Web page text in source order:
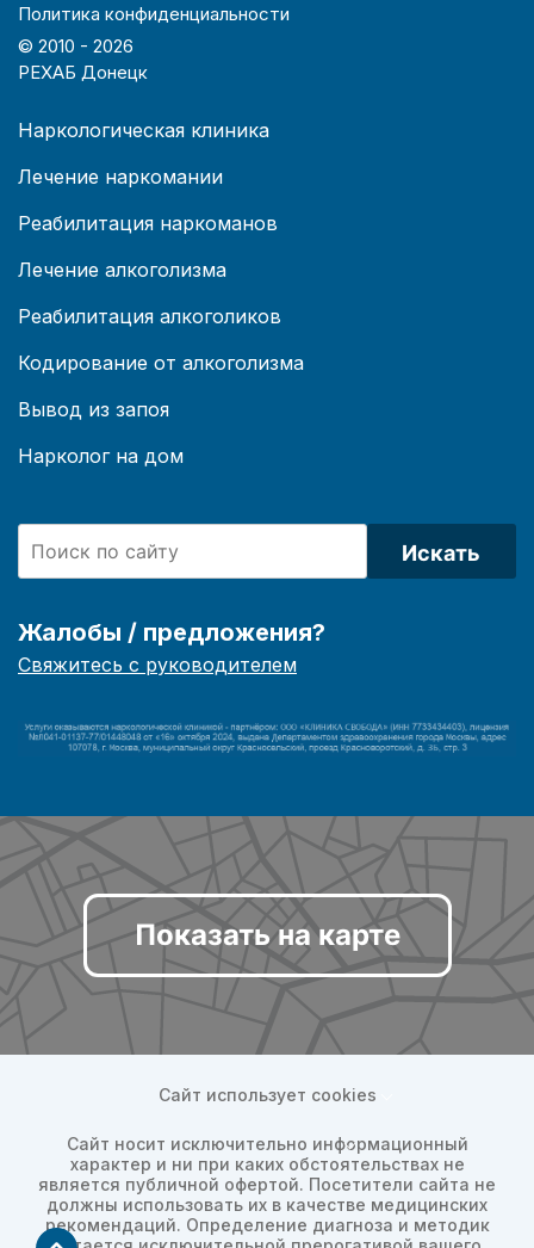
Политика конфиденциальности
© 2010 - 2026
РЕХАБ Донецк
Наркологическая клиника
Лечение наркомании
Реабилитация наркоманов
Лечение алкоголизма
Реабилитация алкоголиков
Кодирование от алкоголизма
Вывод из запоя
Нарколог на дом
Искать
Жалобы / предложения?
Свяжитесь с руководителем
Показать на карте
Сайт использует cookies
Сайт носит исключительно информационный
характер и ни при каких обстоятельствах не
является публичной офертой. Посетители сайта не
должны использовать их в качестве медицинских
рекомендаций. Определение диагноза и методик